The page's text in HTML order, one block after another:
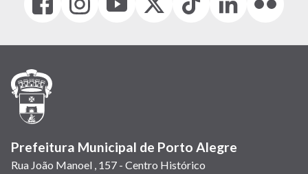
(link
em
janela)
(link
em
(link
em
(Antigo
(link
(link
em
(link
em
(link
em
Prefeitura Municipal de Porto Alegre
Rua João Manoel , 157 - Centro Histórico